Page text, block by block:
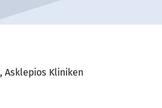
Asklepios Kliniken